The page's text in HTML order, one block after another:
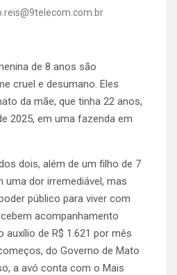
de 8 anos são
cruel e desumano. Eles
da mãe, que tinha 22 anos,
2025, em uma fazenda em
dois, além de um filho de 7
uma dor irremediável, mas
público para viver com
acompanhamento
de R$ 1.621 por mês
do Governo de Mato
a avó conta com o Mais